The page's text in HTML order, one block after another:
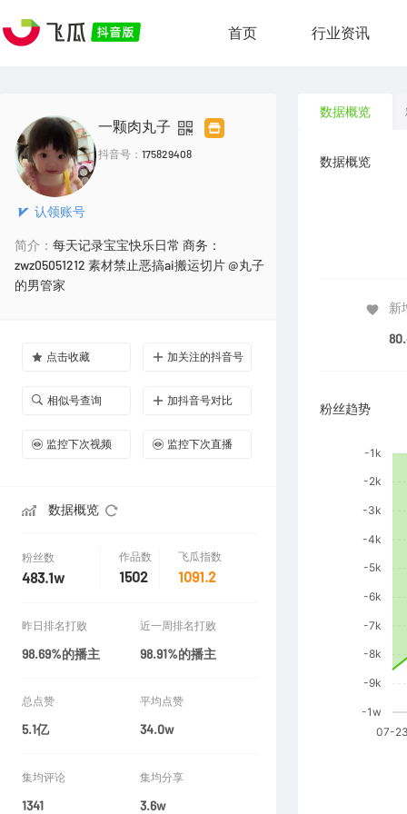
首页 行业资讯
认领账号
一颗肉丸子
抖音号： 175829408
简介： 每天记录宝宝快乐日常 商务：
zwz05051212 素材禁止恶搞ai搬运切片 @丸子
的男管家
点击收藏 加关注的抖音号
相似号查询 加抖音号对比
监控下次视频 监控下次直播
数据概览
粉丝数
483.1w
作品数
1502
飞瓜指数
1091.2
昨日排名打败
98.69%的播主
近一周排名打败
98.91%的播主
总点赞
5.1亿
平均点赞
34.0w
集均评论
1341
集均分享
3.6w
数据概览
数据概览
新
粉丝趋势